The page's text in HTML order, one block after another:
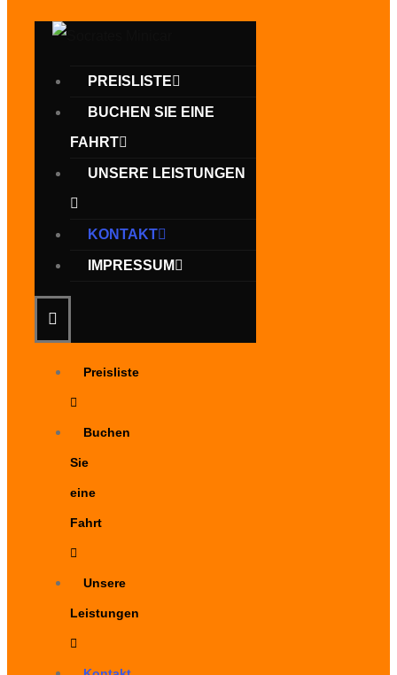
PREISLISTE
BUCHEN SIE EINE
FAHRT
UNSERE LEISTUNGEN
KONTAKT
IMPRESSUM
Preisliste
Buchen
Sie
eine
Fahrt
Unsere
Leistungen